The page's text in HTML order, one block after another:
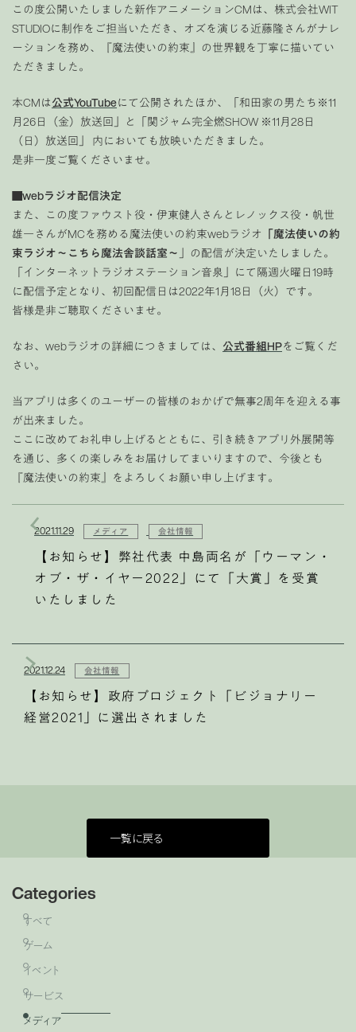
Categories
すべて
ゲーム
イベント
サービス
メディア
この度公開いたしました新作アニメーションCMは、株式会社WIT
STUDIOに制作をご担当いただき、オズを演じる近藤隆さんがナレ
ーションを務め、『魔法使いの約束』の世界観を丁寧に描いてい
ただきました。
本CMは公式YouTubeにて公開されたほか、「和田家の男たち※11
月26日（金）放送回」と「関ジャム完全燃SHOW ※11月28日
（日）放送回」 内においても放映いただきました。
是非一度ご覧くださいませ。
■webラジオ配信決定
また、この度ファウスト役・伊東健人さんとレノックス役・帆世
雄一さんがMCを務める魔法使いの約束webラジオ 「魔法使いの約
束ラジオ〜こちら魔法舎談話室〜」の配信が決定いたしました。
「インターネットラジオステーション音泉」にて隔週火曜日19時
に配信予定となり、初回配信日は2022年1月18日（火）です。
皆様是非ご聴取くださいませ。
なお、webラジオの詳細につきましては、 公式番組HPをご覧くだ
さい。
当アプリは多くのユーザーの皆様のおかげで無事2周年を迎える事
が出来ました。
ここに改めてお礼申し上げるとともに、引き続きアプリ外展開等
を通じ、多くの楽しみをお届けしてまいりますので、今後とも
『魔法使いの約束』をよろしくお願い申し上げます。
2021.11.29 メディア 会社情報
【お知らせ】弊社代表 中島両名が「ウーマン・
オブ・ザ・イヤー2022」にて「大賞」を受賞
いたしました
2021.12.24 会社情報
【お知らせ】政府プロジェクト「ビジョナリー
経営2021」に選出されました
一覧に戻る